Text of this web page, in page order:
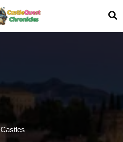
Castles